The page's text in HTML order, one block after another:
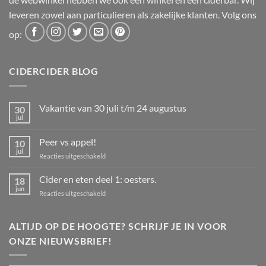
leveren zowel aan particulieren als zakelijke klanten. Volg ons
op:
CIDERCIDER BLOG
30
jul
Vakantie van 30 juli t/m 24 augustus
Vakantie
30
24
10
jul
Peer vs appel!
Reacties uitgeschakeldvoor
vs
appel!
18
jun
Cider en eten deel 1: oesters.
Reacties uitgeschakeldvoor
eten
1:
ALTIJD OP DE HOOGTE? SCHRIJF JE IN VOOR
ONZE NIEUWSBRIEF!